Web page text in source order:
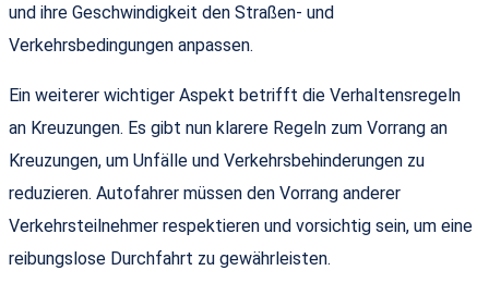
und ihre Geschwindigkeit den Straßen- und
Verkehrsbedingungen anpassen.
Ein weiterer wichtiger Aspekt betrifft die Verhaltensregeln
an Kreuzungen. Es gibt nun klarere Regeln zum Vorrang an
Kreuzungen, um Unfälle und Verkehrsbehinderungen zu
reduzieren. Autofahrer müssen den Vorrang anderer
Verkehrsteilnehmer respektieren und vorsichtig sein, um eine
reibungslose Durchfahrt zu gewährleisten.